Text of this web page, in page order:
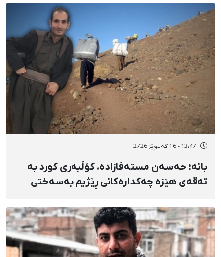
13:47 - 16 گەلاوێژ 2726
بانه؛ حەسەن مستەفازادە، کۆڵبەری کورد بە
تەقەی هێزە چەکدارەکانی ڕێژیم بەسەختی